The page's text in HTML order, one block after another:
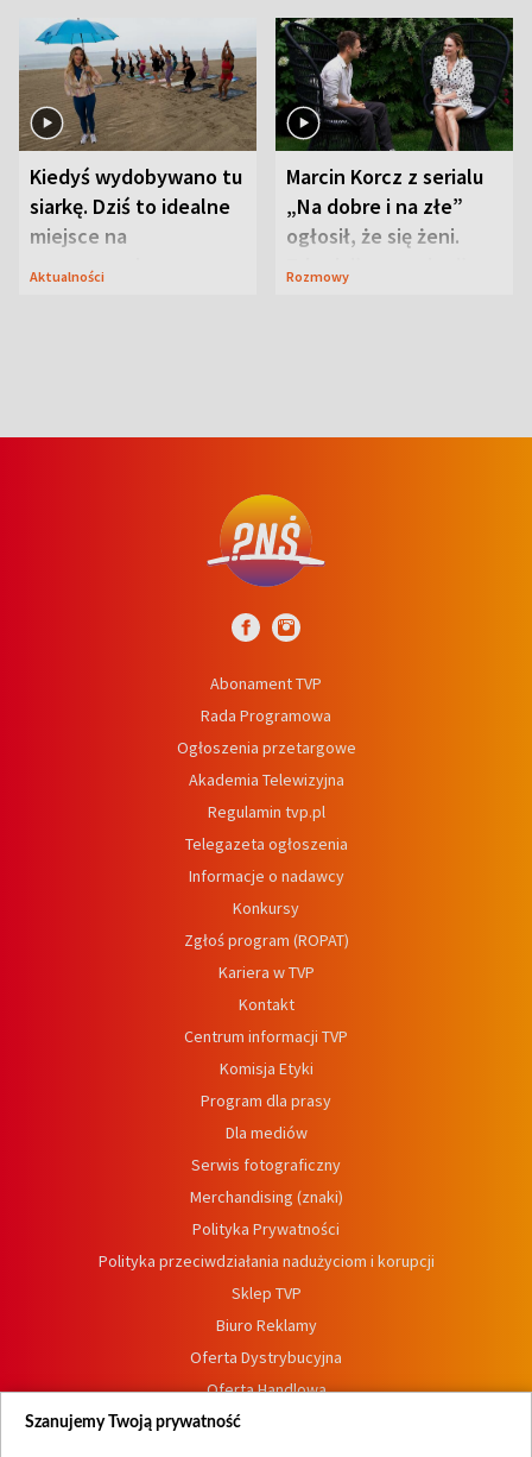
Kiedyś wydobywano tu
siarkę. Dziś to idealne
miejsce na
wypoczynek
Aktualności
Marcin Korcz z serialu
„Na dobre i na złe”
ogłosił, że się żeni.
Zdradził, co zmienił
Rozmowy
Abonament TVP
Rada Programowa
Ogłoszenia przetargowe
Akademia Telewizyjna
Regulamin tvp.pl
Telegazeta ogłoszenia
Informacje o nadawcy
Konkursy
Zgłoś program (ROPAT)
Kariera w TVP
Kontakt
Centrum informacji TVP
Komisja Etyki
Program dla prasy
Dla mediów
Serwis fotograficzny
Merchandising (znaki)
Polityka Prywatności
Polityka przeciwdziałania nadużyciom i korupcji
Sklep TVP
Biuro Reklamy
Oferta Dystrybucyjna
Oferta Handlowa
Dostępność
Szanujemy Twoją prywatność